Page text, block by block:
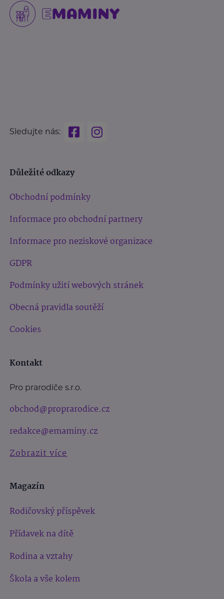
Sledujte nás:
Důležité odkazy
Obchodní podmínky
Informace pro obchodní partnery
Informace pro neziskové organizace
GDPR
Podmínky užití webových stránek
Obecná pravidla soutěží
Cookies
Kontakt
Pro prarodiče s.r.o.
obchod@proprarodice.cz
redakce@emaminy.cz
Zobrazit více
Magazín
Rodičovský příspěvek
Přídavek na dítě
Rodina a vztahy
Škola a vše kolem